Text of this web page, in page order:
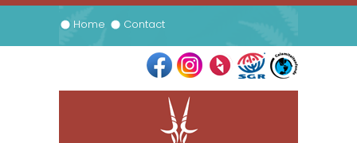
Home Contact